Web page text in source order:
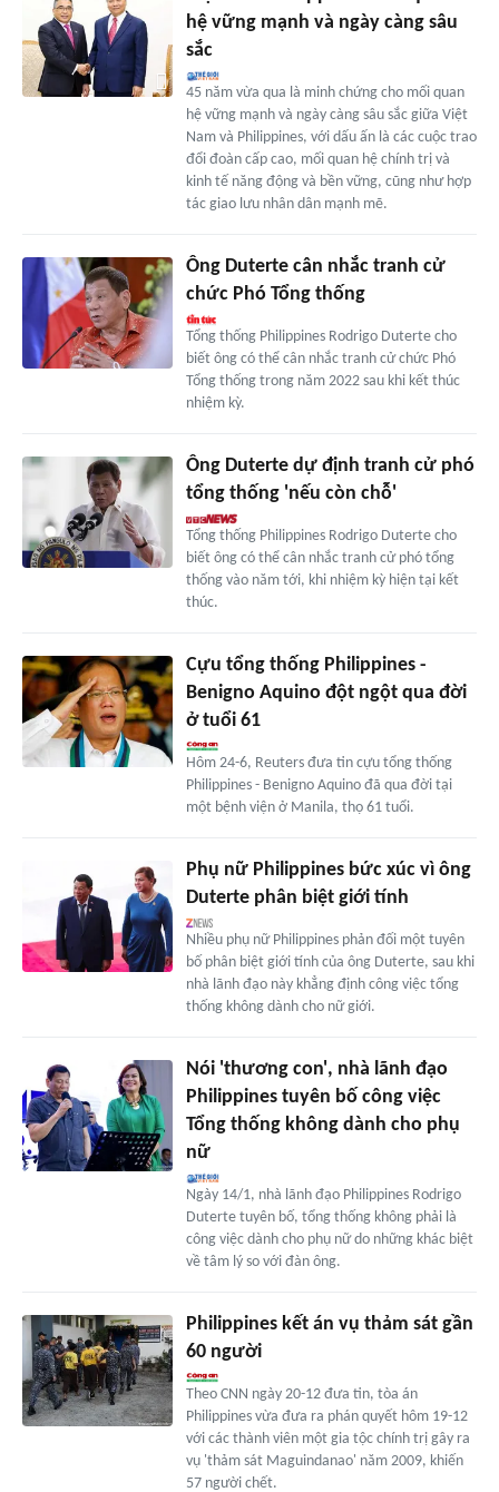
hệ vững mạnh và ngày càng sâu
sắc
45 năm vừa qua là minh chứng cho mối quan
hệ vững mạnh và ngày càng sâu sắc giữa Việt
Nam và Philippines, với dấu ấn là các cuộc trao
đổi đoàn cấp cao, mối quan hệ chính trị và
kinh tế năng động và bền vững, cũng như hợp
tác giao lưu nhân dân mạnh mẽ.
Ông Duterte cân nhắc tranh cử
chức Phó Tổng thống
Tổng thống Philippines Rodrigo Duterte cho
biết ông có thể cân nhắc tranh cử chức Phó
Tổng thống trong năm 2022 sau khi kết thúc
nhiệm kỳ.
Ông Duterte dự định tranh cử phó
tổng thống 'nếu còn chỗ'
Tổng thống Philippines Rodrigo Duterte cho
biết ông có thể cân nhắc tranh cử phó tổng
thống vào năm tới, khi nhiệm kỳ hiện tại kết
thúc.
Cựu tổng thống Philippines -
Benigno Aquino đột ngột qua đời
ở tuổi 61
Hôm 24-6, Reuters đưa tin cựu tổng thống
Philippines - Benigno Aquino đã qua đời tại
một bệnh viện ở Manila, thọ 61 tuổi.
Phụ nữ Philippines bức xúc vì ông
Duterte phân biệt giới tính
Nhiều phụ nữ Philippines phản đối một tuyên
bố phân biệt giới tính của ông Duterte, sau khi
nhà lãnh đạo này khẳng định công việc tổng
thống không dành cho nữ giới.
Nói 'thương con', nhà lãnh đạo
Philippines tuyên bố công việc
Tổng thống không dành cho phụ
nữ
Ngày 14/1, nhà lãnh đạo Philippines Rodrigo
Duterte tuyên bố, tổng thống không phải là
công việc dành cho phụ nữ do những khác biệt
về tâm lý so với đàn ông.
Philippines kết án vụ thảm sát gần
60 người
Theo CNN ngày 20-12 đưa tin, tòa án
Philippines vừa đưa ra phán quyết hôm 19-12
với các thành viên một gia tộc chính trị gây ra
vụ 'thảm sát Maguindanao' năm 2009, khiến
57 người chết.